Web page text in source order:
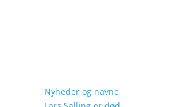
Nyheder og navne